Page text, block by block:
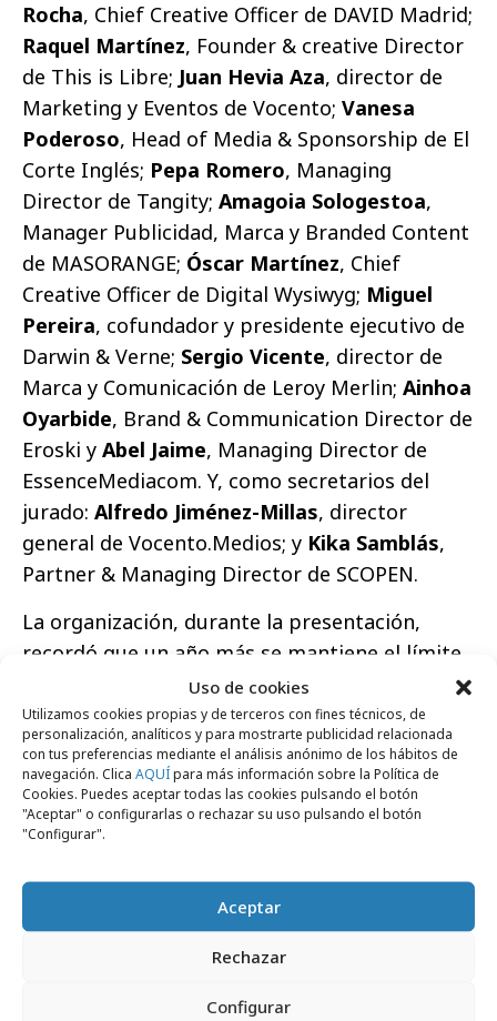
Uso de cookies
Utilizamos cookies propias y de terceros con fines técnicos, de
personalización, analíticos y para mostrarte publicidad relacionada
con tus preferencias mediante el análisis anónimo de los hábitos de
navegación. Clica AQUÍpara más información sobre la Política de
Cookies. Puedes aceptar todas las cookies pulsando el botón
"Aceptar" o configurarlas o rechazar su uso pulsando el botón
"Configurar".
Aceptar
Rechazar
Configurar
Rocha, Chief Creative Officer de DAVID Madrid;
Raquel Martínez, Founder & creative Director
de This is Libre; Juan Hevia Aza, director de
Marketing y Eventos de Vocento; Vanesa
Poderoso, Head of Media & Sponsorship de El
Corte Inglés; Pepa Romero, Managing
Director de Tangity; Amagoia Sologestoa,
Manager Publicidad, Marca y Branded Content
de MASORANGE; Óscar Martínez, Chief
Creative Officer de Digital Wysiwyg; Miguel
Pereira, cofundador y presidente ejecutivo de
Darwin & Verne; Sergio Vicente, director de
Marca y Comunicación de Leroy Merlin; Ainhoa
Oyarbide, Brand & Communication Director de
Eroski y Abel Jaime, Managing Director de
EssenceMediacom. Y, como secretarios del
jurado: Alfredo Jiménez-Millas, director
general de Vocento.Medios; y Kika Samblás,
Partner & Managing Director de SCOPEN.
La organización, durante la presentación,
recordó que un año más se mantiene el límite
de inscripción deun mismo trabajo en un
máximo de dos categorías. En este certamen,
Vocento.Medios y SCOPEN, con el patrocinio
de Hyundai y Dentsu: «Rendimos
reconocimiento de la innovación en la
comunicación, reconociendo a las empresas y
eficacia en sus estrategias de marketing y
comunicación», explicaron los portavoces de